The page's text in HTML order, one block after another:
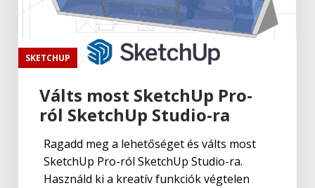
SKETCHUP
Válts most SketchUp Pro-
ról SketchUp Studio-ra
Ragadd meg a lehetőséget és válts most
SketchUp Pro-ról SketchUp Studio-ra.
Használd ki a kreatív funkciók végtelen